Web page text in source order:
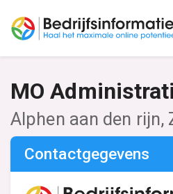
MO
Alphen aan den rijn,
Contactgegevens